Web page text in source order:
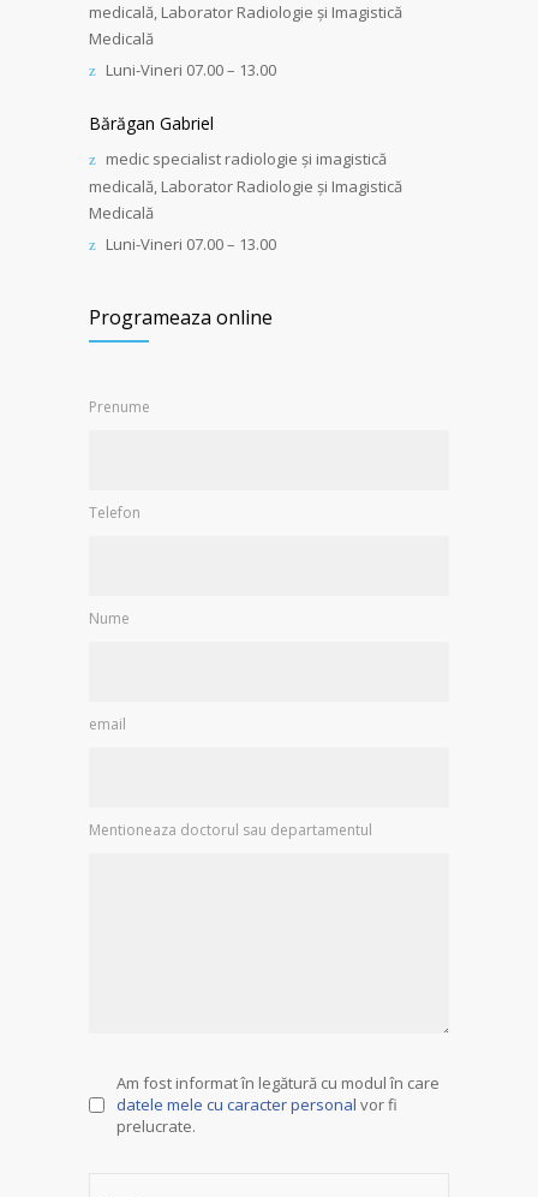
medicală, Laborator Radiologie și Imagistică
Medicală
Luni-Vineri 07.00 – 13.00
Bărăgan Gabriel
medic specialist radiologie și imagistică
medicală, Laborator Radiologie și Imagistică
Medicală
Luni-Vineri 07.00 – 13.00
Programeaza online
Prenume
Telefon
Nume
email
Mentioneaza doctorul sau departamentul
Am fost informat în legătură cu modul în care
datele mele cu caracter personal vor fi
prelucrate.